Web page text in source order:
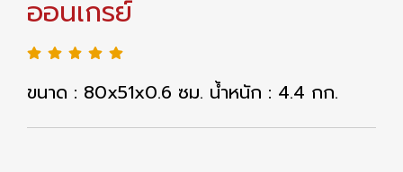
ออนเกรย์
ขนาด : 80x51x0.6 ซม. น้ำหนัก : 4.4 กก.